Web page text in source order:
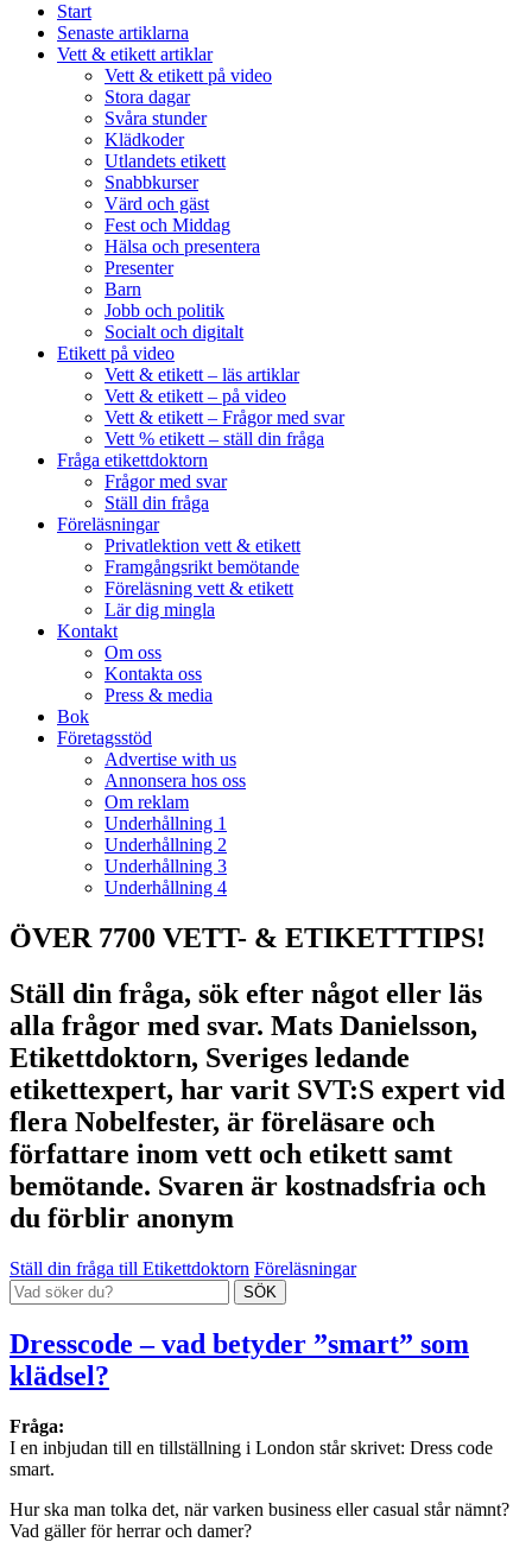
Start
Senaste artiklarna
Vett & etikett artiklar
Vett & etikett på video
Stora dagar
Svåra stunder
Klädkoder
Utlandets etikett
Snabbkurser
Värd och gäst
Fest och Middag
Hälsa och presentera
Presenter
Barn
Jobb och politik
Socialt och digitalt
Etikett på video
Vett & etikett – läs artiklar
Vett & etikett – på video
Vett & etikett – Frågor med svar
Vett % etikett – ställ din fråga
Fråga etikettdoktorn
Frågor med svar
Ställ din fråga
Föreläsningar
Privatlektion vett & etikett
Framgångsrikt bemötande
Föreläsning vett & etikett
Lär dig mingla
Kontakt
Om oss
Kontakta oss
Press & media
Bok
Företagsstöd
Advertise with us
Annonsera hos oss
Om reklam
Underhållning 1
Underhållning 2
Underhållning 3
Underhållning 4
ÖVER 7700 VETT- & ETIKETTTIPS!
Ställ din fråga, sök efter något eller läs
alla frågor med svar. Mats Danielsson,
Etikettdoktorn, Sveriges ledande
etikettexpert, har varit SVT:S expert vid
flera Nobelfester, är föreläsare och
författare inom vett och etikett samt
bemötande. Svaren är kostnadsfria och
du förblir anonym
Ställ din fråga till Etikettdoktorn Föreläsningar
Dresscode – vad betyder ”smart” som
klädsel?
Fråga:
I en inbjudan till en tillställning i London står skrivet: Dress code
smart.
Hur ska man tolka det, när varken business eller casual står nämnt?
Vad gäller för herrar och damer?